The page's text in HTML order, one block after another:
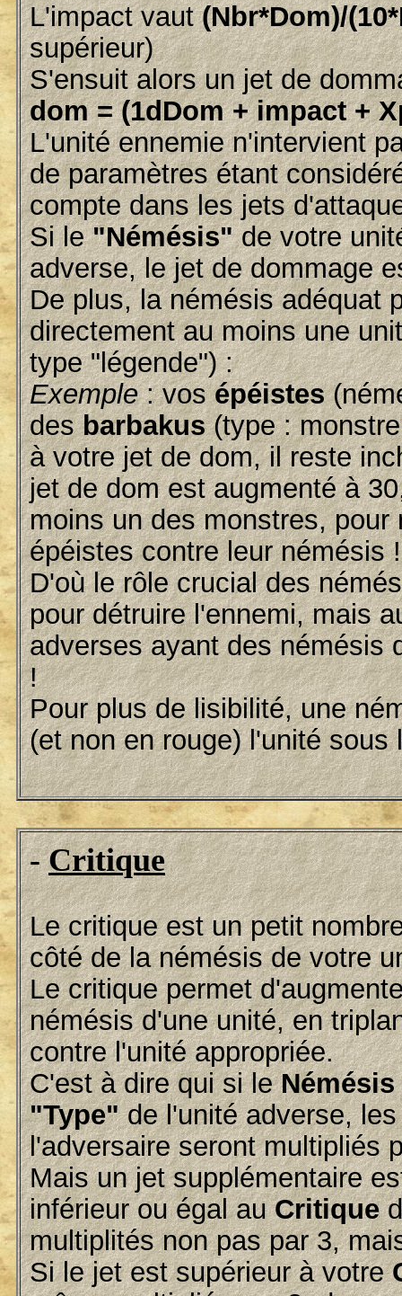
L'impact vaut(Nbr*Dom)/
supérieur)
S'ensuit alors un jet de
dom = (1dDom + impact +
L'unité ennemie n'intervient
de paramètres étant
compte dans les jets
Si le"Némésis"de votre
adverse, le jet de dommage
De plus, la némésis adéquat
directement au moins une
type "légende") :
Exemple: vosépéistes
desbarbakus(type :
à votre jet de dom, il reste
jet de dom est augmenté à
moins un des monstres,
épéistes contre leur némésis !
D'où le rôle crucial des
pour détruire l'ennemi, mais
adverses ayant des némésis
!
Pour plus de lisibilité, une
(et non en rouge) l'unité sous
-Critique
Le critique est un petit
côté de la némésis de votre
Le critique permet
némésis d'une unité, en
contre l'unité appropriée.
C'est à dire qui si leNémésis
"Type"de l'unité adverse,
l'adversaire seront multipliés
Mais un jet supplémentaire
inférieur ou égal auCritique
multiplités non pas par 3,
Si le jet est supérieur à votre